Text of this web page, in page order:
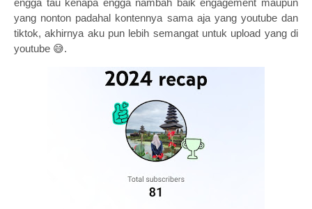
engga tau kenapa engga nambah baik engagement maupun
yang nonton padahal kontennya sama aja yang youtube dan
tiktok, akhirnya aku pun lebih semangat untuk upload yang di
youtube 😅.